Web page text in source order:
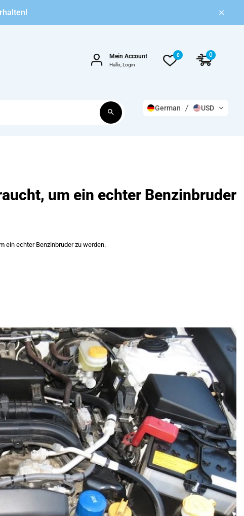
Mein Account
Hallo, Login
0 0
German USD
um ein echter Benzinbruder
ein echter Benzinbruder zu werden.